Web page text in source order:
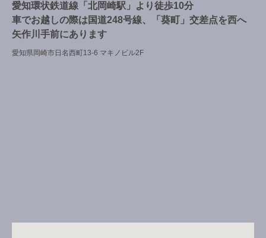
愛知環状鉄道線「北岡崎駅」より徒歩10分
車でお越しの際は国道248号線、「葵町」交差点を西へ
矢作川手前にあります
愛知県岡崎市日名西町13-6 マキノビル2F